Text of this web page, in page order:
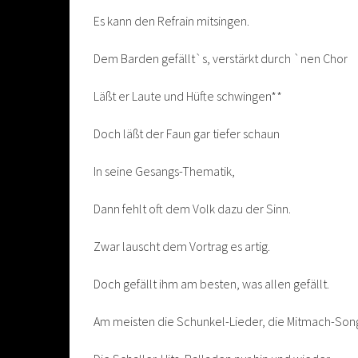
Es kann den Refrain mitsingen.
Dem Barden gefällt`s, verstärkt durch `nen Chor
Läßt er Laute und Hüfte schwingen**
Doch läßt der Faun gar tiefer schaun
In seine Gesangs-Thematik,
Dann fehlt oft dem Volk dazu der Sinn.
Zwar lauscht dem Vortrag es artig.
Doch gefällt ihm am besten, was allen gefällt.
Am meisten die Schunkel-Lieder, die Mitmach-